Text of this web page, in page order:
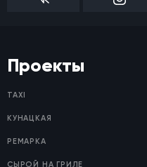
Проекты
TAXI
КУНАЦКАЯ
РЕМАРКА
СЫРОЙ НА ГРИЛЕ